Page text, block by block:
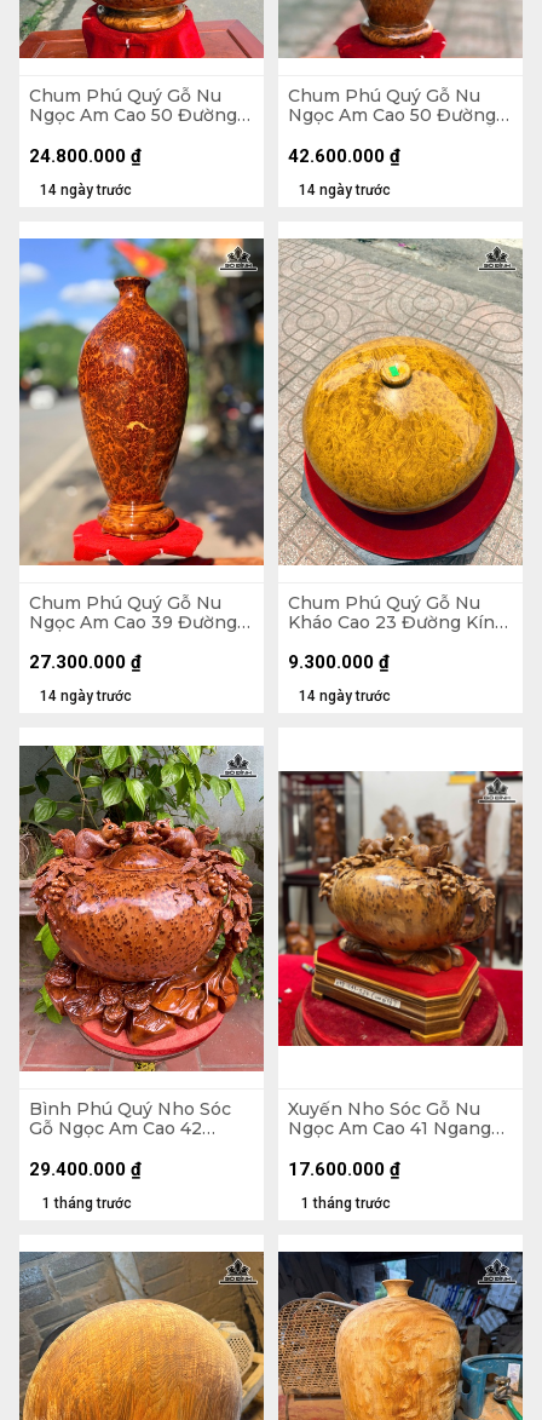
Chum Phú Quý Gỗ Nu
Ngọc Am Cao 50 Đường
14 ngày trước
24.800.000 ₫
Chum Phú Quý Gỗ Nu
Ngọc Am Cao 50 Đường
Kính 30 (cm) - Luôn Đế
54 (cm)
14 ngày trước
42.600.000 ₫
Chum Phú Quý Gỗ Nu
Ngọc Am Cao 39 Đường
(cm)
14 ngày trước
27.300.000 ₫
Chum Phú Quý Gỗ Nu
Kháo Cao 23 Đường Kính
14 ngày trước
9.300.000 ₫
Bình Phú Quý Nho Sóc
Gỗ Ngọc Am Cao 42
1 tháng trước
29.400.000 ₫
Xuyến Nho Sóc Gỗ Nu
Ngọc Am Cao 41 Ngang
1 tháng trước
17.600.000 ₫